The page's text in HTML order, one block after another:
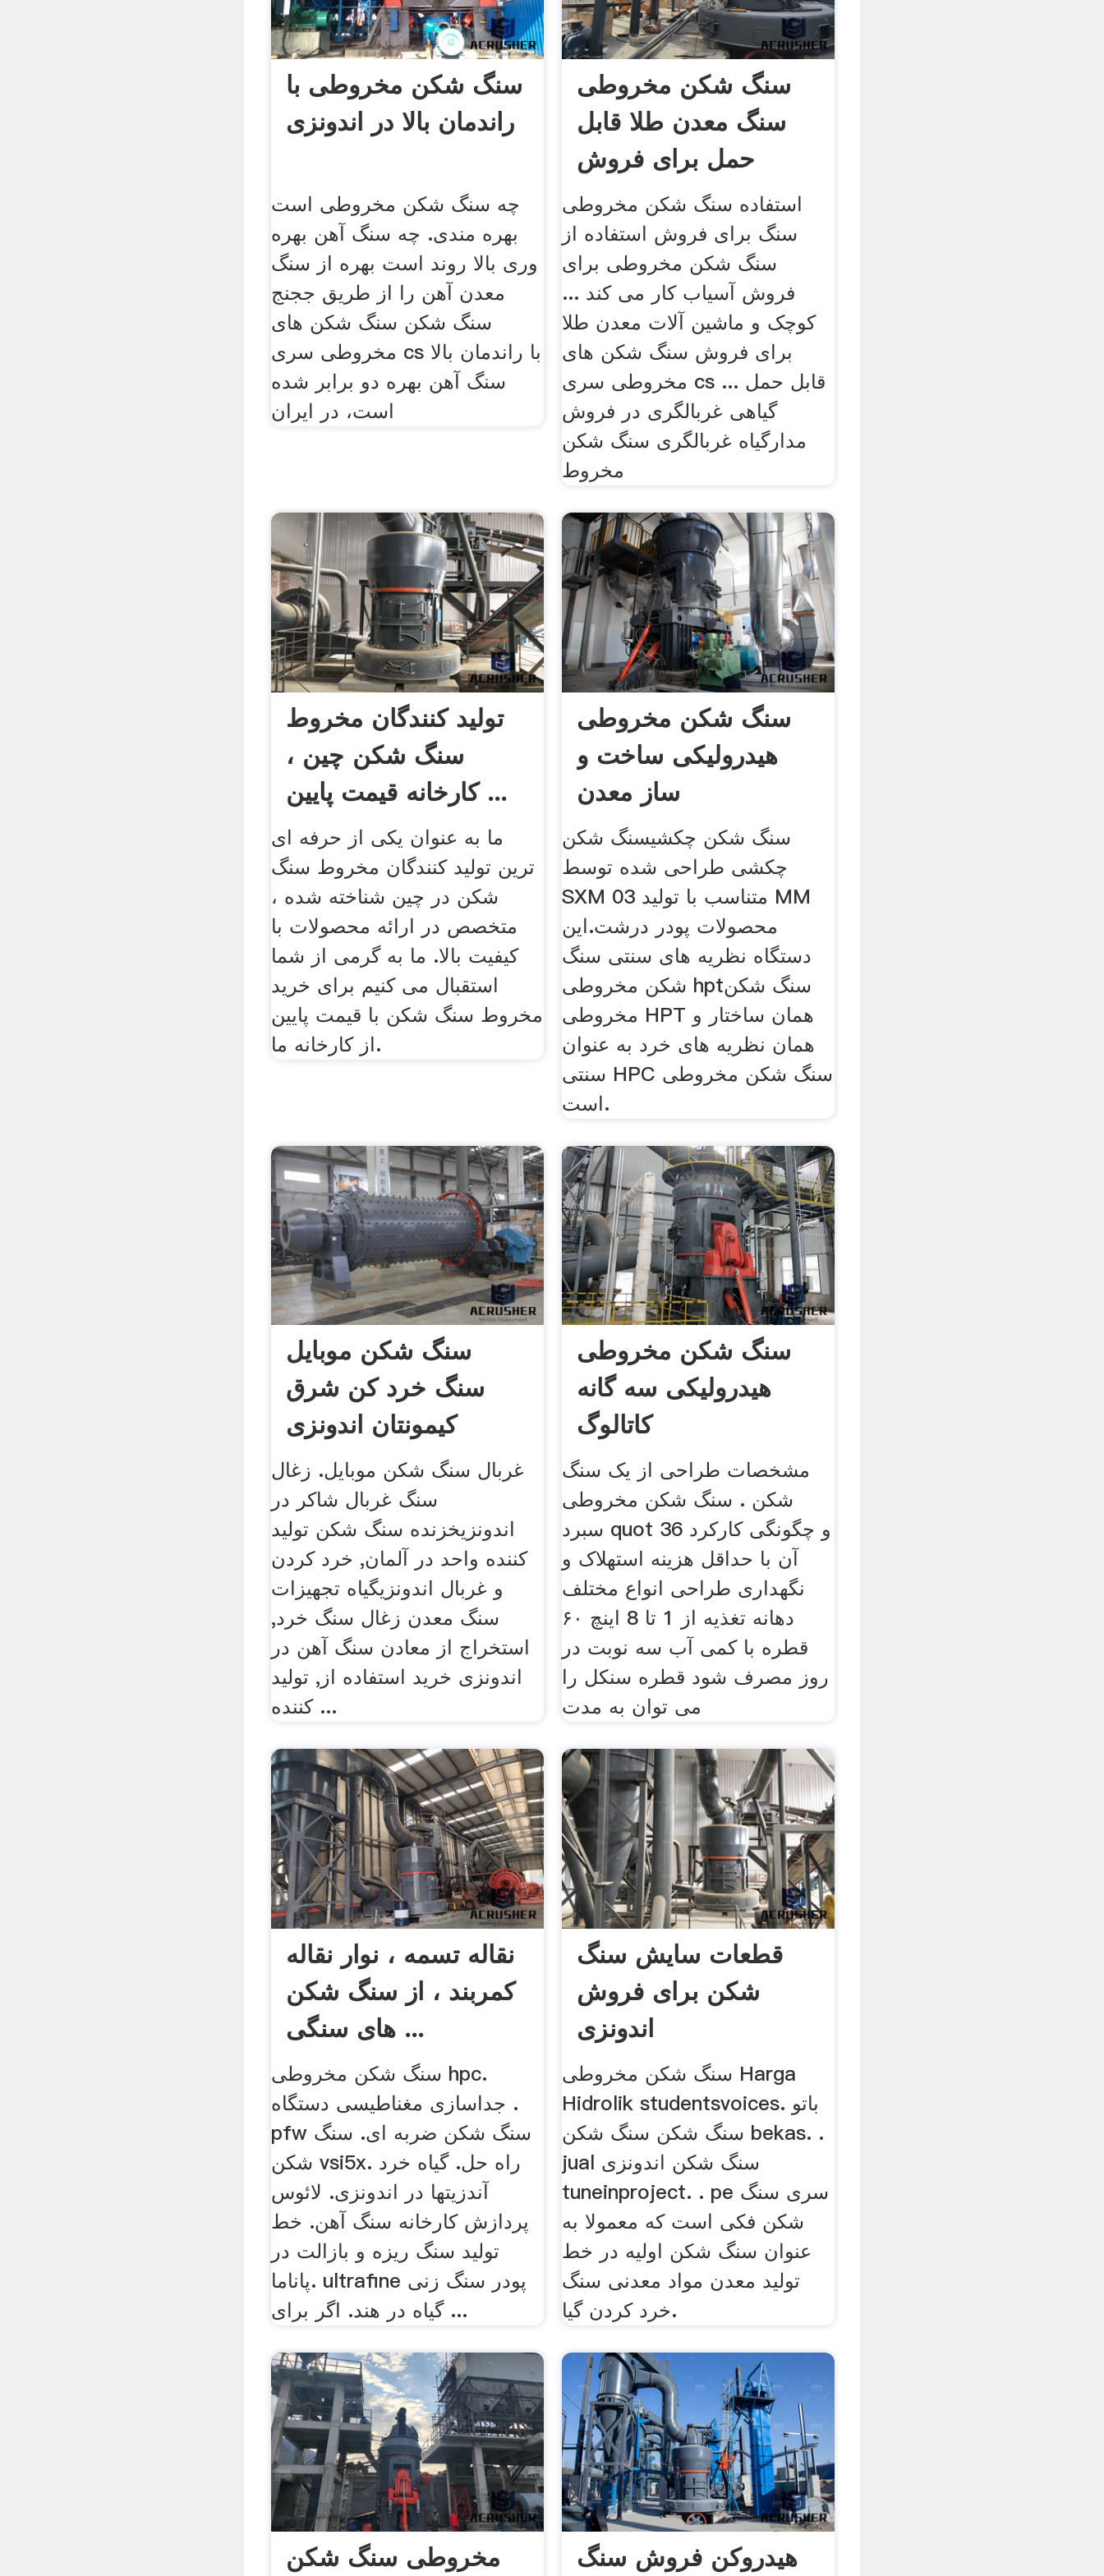
سنگ شکن مخروطی با
راندمان بالا در اندونزی
چه سنگ شکن مخروطی است
بهره مندی. چه سنگ آهن بهره
وری بالا روند است بهره از سنگ
معدن آهن را از طریق ججنج
سنگ شکن سنگ شکن های
مخروطی سری cs با راندمان بالا
سنگ آهن بهره دو برابر شده
است، در ایران
سنگ شکن مخروطی
سنگ معدن طلا قابل
حمل برای فروش
اندونزی
استفاده سنگ شکن مخروطی
سنگ برای فروش استفاده از
سنگ شکن مخروطی برای
فروش آسیاب کار می کند ...
کوچک و ماشین آلات معدن طلا
برای فروش سنگ شکن های
مخروطی سری cs ... قابل حمل
گیاهی غربالگری در فروش
مدارگیاه غربالگری سنگ شکن
مخروط
تولید کنندگان مخروط
سنگ شکن چین ،
کارخانه قیمت پایین ...
ما به عنوان یکی از حرفه ای
ترین تولید کنندگان مخروط سنگ
شکن در چین شناخته شده ،
متخصص در ارائه محصولات با
کیفیت بالا. ما به گرمی از شما
استقبال می کنیم برای خرید
مخروط سنگ شکن با قیمت پایین
از کارخانه ما.
سنگ شکن مخروطی
هیدرولیکی ساخت و
ساز معدن
سنگ شکن چکشیسنگ شکن
چکشی طراحی شده توسط
SXM متناسب با تولید 03 MM
محصولات پودر درشت.این
دستگاه نظریه های سنتی سنگ
شکن مخروطی hptسنگ شکن
مخروطی HPT همان ساختار و
همان نظریه های خرد به عنوان
سنتی HPC سنگ شکن مخروطی
است.
سنگ شکن موبایل
سنگ خرد کن شرق
کیمونتان اندونزی
غربال سنگ شکن موبایل. زغال
سنگ غربال شاکر در
اندونزیخزنده سنگ شکن تولید
کننده واحد در آلمان, خرد کردن
و غربال اندونزیگیاه تجهیزات
سنگ معدن زغال سنگ خرد,
استخراج از معادن سنگ آهن در
اندونزی خرید استفاده از, تولید
کننده ...
سنگ شکن مخروطی
هیدرولیکی سه گانه
کاتالوگ
مشخصات طراحی از یک سنگ
شکن . سنگ شکن مخروطی
سبرد quot 36 و چگونگی کارکرد
آن با حداقل هزینه استهلاک و
نگهداری طراحی انواع مختلف
دهانه تغذیه از 1 تا 8 اینچ ۶۰
قطره با کمی آب سه نوبت در
روز مصرف شود قطره سنکل را
می توان به مدت
نقاله تسمه ، نوار نقاله
کمربند ، از سنگ شکن
های سنگی ...
سنگ شکن مخروطی hpc.
جداسازی مغناطیسی دستگاه .
pfw سنگ شکن ضربه ای. سنگ
شکن vsi5x. راه حل. گیاه خرد
آندزيتها در اندونزی. لائوس
پردازش کارخانه سنگ آهن. خط
تولید سنگ ریزه و بازالت در
پاناما. ultrafine پودر سنگ زنی
گیاه در هند. اگر برای ...
قطعات سایش سنگ
شکن برای فروش
اندونزی
سنگ شکن مخروطی Harga
Hidrolik studentsvoices. باتو
سنگ شکن سنگ شکن bekas. .
jual سنگ شکن اندونزی
tuneinproject. . pe سری سنگ
شکن فکی است که معمولا به
عنوان سنگ شکن اولیه در خط
تولید معدن مواد معدنی سنگ
خرد کردن گیا.
مخروطی سنگ شکن هیدروکن فروش سنگ